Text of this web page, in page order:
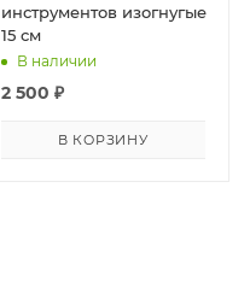
инструментов изогнугые
15 см
В наличии
2 500 ₽
В КОРЗИНУ